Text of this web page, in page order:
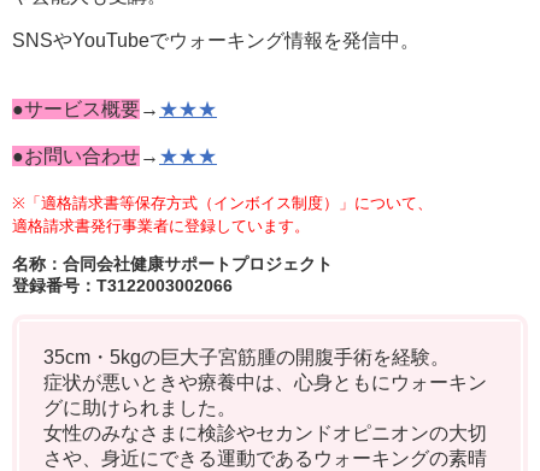
SNSやYouTubeでウォーキング情報を発信中。
●サービス概要→ ★★★
●お問い合わせ→ ★★★
※「適格請求書等保存方式（インボイス制度）」について、
適格請求書発行事業者に登録しています。
名称：合同会社健康サポートプロジェクト
登録番号：T3122003002066
35cm・5kgの巨大子宮筋腫の開腹手術を経験。
症状が悪いときや療養中は、心身ともにウォーキン
グに助けられました。
女性のみなさまに検診やセカンドオピニオンの大切
さや、身近にできる運動であるウォーキングの素晴